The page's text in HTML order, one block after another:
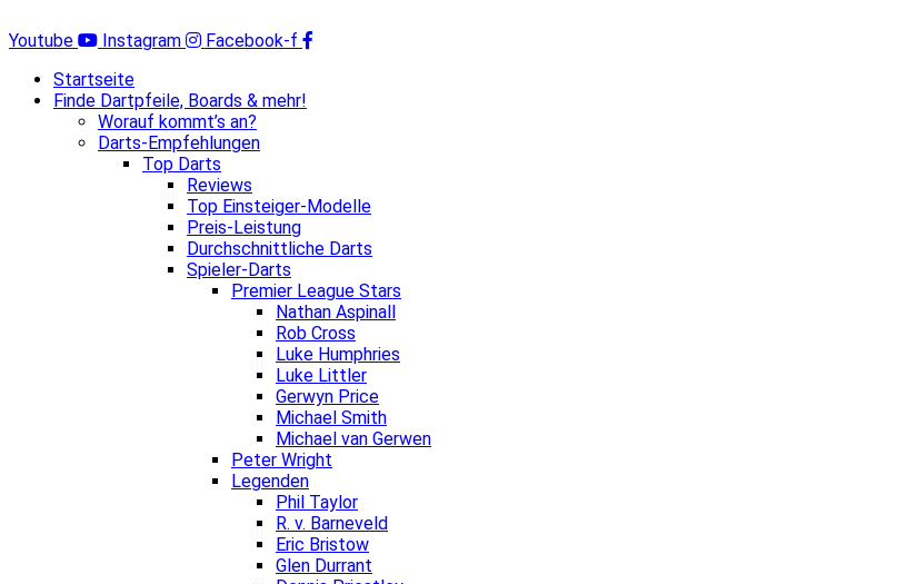
Inhalt
Youtube Instagram
Facebook-f
Startseite
Finde Dartpfeile, Boards & mehr!
Worauf kommt’s an?
Darts-Empfehlungen
Top Darts
Reviews
Top Einsteiger-Modelle
Preis-Leistung
Durchschnittliche Darts
Spieler-Darts
Premier League Stars
Nathan Aspinall
Rob Cross
Luke Humphries
Luke Littler
Gerwyn Price
Michael Smith
Michael van Gerwen
Peter Wright
Legenden
Phil Taylor
R. v. Barneveld
Eric Bristow
Glen Durrant